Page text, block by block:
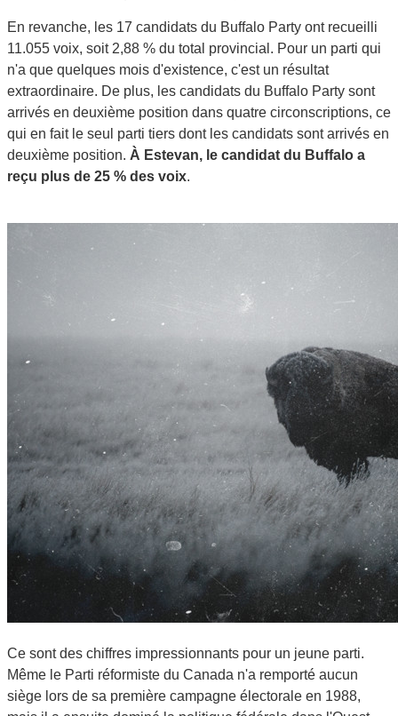
En revanche, les 17 candidats du Buffalo Party ont recueilli
11.055 voix, soit 2,88 % du total provincial. Pour un parti qui
n'a que quelques mois d'existence, c'est un résultat
extraordinaire. De plus, les candidats du Buffalo Party sont
arrivés en deuxième position dans quatre circonscriptions, ce
qui en fait le seul parti tiers dont les candidats sont arrivés en
deuxième position. À Estevan, le candidat du Buffalo a
reçu plus de 25 % des voix.
Ce sont des chiffres impressionnants pour un jeune parti.
Même le Parti réformiste du Canada n'a remporté aucun
siège lors de sa première campagne électorale en 1988,